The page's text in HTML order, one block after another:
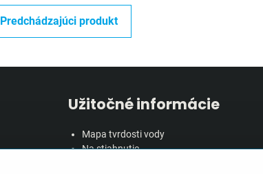
Predchádzajúci produkt
Užitočné informácie
Mapa tvrdosti vody
Na stiahnutie